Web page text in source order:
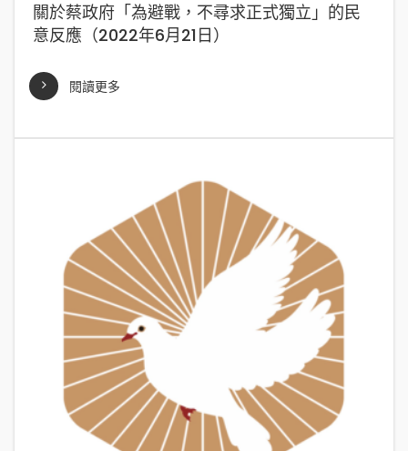
關於蔡政府「為避戰，不尋求正式獨立」的民
意反應（2022年6月21日）
閱讀更多